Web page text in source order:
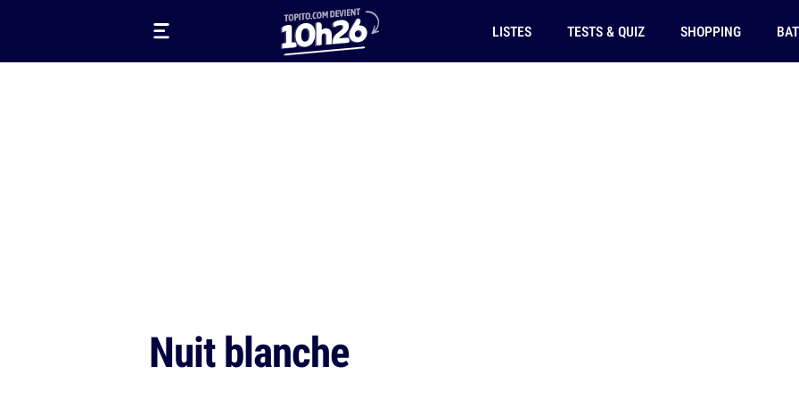
LISTES TESTS & QUIZ SHOPPING
Nuit blanche